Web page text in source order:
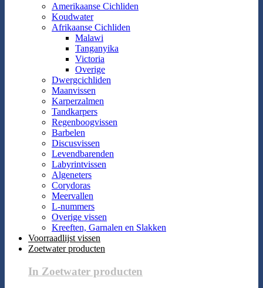
Amerikaanse Cichliden
Koudwater
Afrikaanse Cichliden
Malawi
Tanganyika
Victoria
Overige
Dwergcichliden
Maanvissen
Karperzalmen
Tandkarpers
Regenboogvissen
Barbelen
Discusvissen
Levendbarenden
Labyrintvissen
Algeneters
Corydoras
Meervallen
L-nummers
Overige vissen
Kreeften, Garnalen en Slakken
Voorraadlijst vissen
Zoetwater producten
In Zoetwater producten